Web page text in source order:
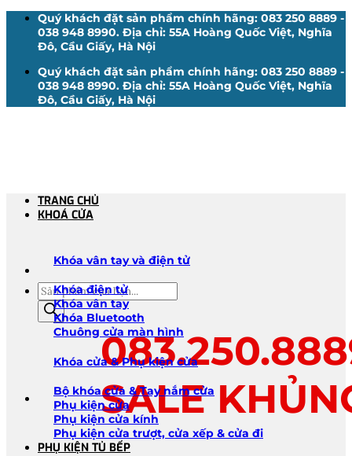
Quý khách đặt sản phẩm chính hãng: 083 250 8889 -
038 948 8990. Địa chỉ: 55A Hoàng Quốc Việt, Nghĩa
Đô, Cầu Giấy, Hà Nội
Quý khách đặt sản phẩm chính hãng: 083 250 8889 -
038 948 8990. Địa chỉ: 55A Hoàng Quốc Việt, Nghĩa
Đô, Cầu Giấy, Hà Nội
Tìm
kiếm
sản
phẩm
SALE
TRANG CHỦ
KHOÁ CỬA
Khóa vân tay và điện tử
Khóa điện tử
Khóa vân tay
Khóa Bluetooth
Chuông cửa màn hình
Khóa cửa & Phụ kiện cửa
Bộ khóa cửa & Tay nắm cửa
Phụ kiện cửa
Phụ kiện cửa kính
Phụ kiện cửa trượt, cửa xếp & cửa đi
PHỤ KIỆN TỦ BẾP